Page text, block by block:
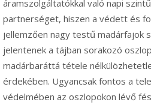
áramszolgáltatókkal való napi
partnerséget, hiszen a védett és
jellemzően nagy testű madárfajok
jelentenek a tájban sorakozó
madárbaráttá tétele
érdekében. Ugyancsak fontos a
védelmében az oszlopokon lévő